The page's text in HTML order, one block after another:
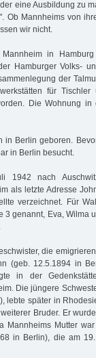
eine Ausbildung zu
Ob Mannheims von
wir nicht.
in
Hamburger Volks-
der
für
Die Wohnung in
in Berlin geboren.
in Berlin besucht.
1942 nach
als letzte Adresse
verzeichnet. Für
3 genannt, Eva, Wilma
die
(geb. 12.5.1894 in
in der
Die jüngere
lebte später in
Bruder. Er
Mannheims Mutter
in Berlin), die am